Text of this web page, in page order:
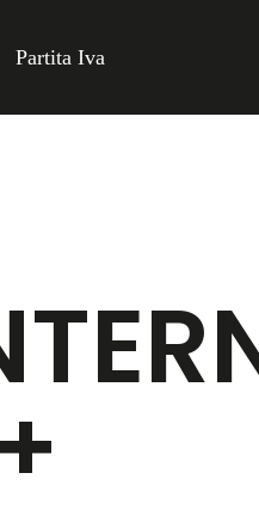
Partita Iva